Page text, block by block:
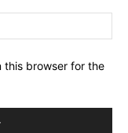
this browser for the